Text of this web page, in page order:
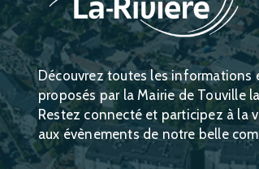
Découvrez toutes les informations
proposés par la Mairie de Touville
Restez connecté et participez à la
aux évènements de notre belle